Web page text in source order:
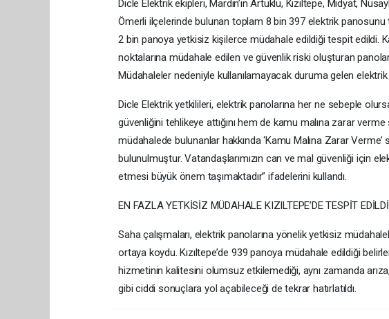
Dicle Elektrik ekipleri, Mardin’in Artuklu, Kızıltepe, Midyat,
Ömerli ilçelerinde bulunan toplam 8 bin 397 elektrik panosunu
2 bin panoya yetkisiz kişilerce müdahale edildiği tespit edildi.
noktalarına müdahale edilen ve güvenlik riski oluşturan
Müdahaleler nedeniyle kullanılamayacak duruma gelen
Dicle Elektrik yetkilileri, elektrik panolarına her ne sebeple
güvenliğini tehlikeye attığını hem de kamu malına zarar
müdahalede bulunanlar hakkında ‘Kamu Malına Zarar
bulunulmuştur. Vatandaşlarımızın can ve mal güvenliği için
etmesi büyük önem taşımaktadır” ifadelerini kullandı.
EN FAZLA YETKİSİZ MÜDAHALE KIZILTEPE’DE TESPİT EDİLDİ
Saha çalışmaları, elektrik panolarına yönelik yetkisiz
ortaya koydu. Kızıltepe’de 939 panoya müdahale edildiği
hizmetinin kalitesini olumsuz etkilemediği, aynı zamanda
gibi ciddi sonuçlara yol açabileceği de tekrar hatırlatıldı.